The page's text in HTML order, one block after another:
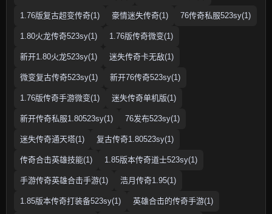
1.76版复古超变传奇(1) 豪情迷失传奇(1) 76传奇私服523sy(1)
1.80火龙传奇523sy(1) 1.76版传奇微变(1)
新开1.80火龙523sy(1) 迷失传奇卡无敌(1)
微变复古传奇523sy(1) 新开76传奇523sy(1)
1.76版传奇手游微变(1) 迷失传奇单机版(1)
新开传奇私服1.80523sy(1) 76发布523sy(1)
迷失传奇通天塔(1) 复古传奇1.80523sy(1)
传奇合击英雄技能(1) 1.85版本传奇道士523sy(1)
手游传奇英雄合击手游(1) 浩月传奇1.95(1)
1.85版本传奇打装备523sy(1) 英雄合击的传奇手游(1)